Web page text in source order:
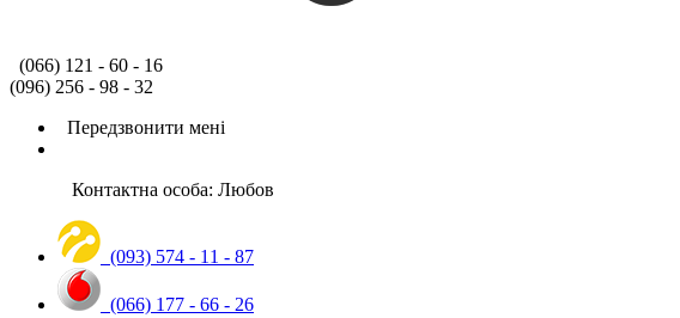
(066) 121 - 60 - 16
(096) 256 - 98 - 32
Передзвонити мені
Контактна особа: Любов
(093) 574 - 11 - 87
(066) 177 - 66 - 26